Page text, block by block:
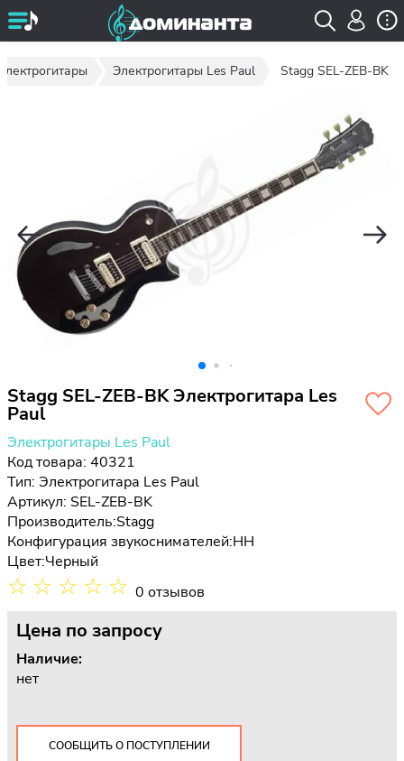
Электрогитары Les Paul Stagg SEL-ZEB-BK
Stagg SEL-ZEB-BK Электрогитара Les
Paul
Электрогитары Les Paul
Код товара: 40321
Тип: Электрогитара Les Paul
Артикул: SEL-ZEB-BK
Производитель:Stagg
Конфигурация звукоснимателей:HH
Цвет:Черный
☆ ☆ ☆ ☆ ☆ 0 отзывов
Цена по запросу
Наличие:
нет
СООБЩИТЬ О ПОСТУПЛЕНИИ